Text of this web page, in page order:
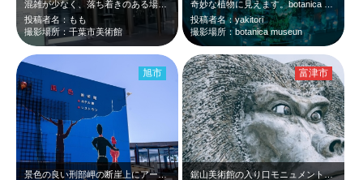
混雑が少なく、落ち着きのある場所です。 満足感のある美術館です。 駅から少…
投稿者名：もも
撮影場所：千葉市美術館
投稿者名：yakitori
撮影場所：botanica museun
景色の良い刑部岬の断崖上にアートを鑑賞できて泊まれて美味しいレストラン兼ホテル…
旭市
鋸山美術館の入り口モニュメントです
富津市